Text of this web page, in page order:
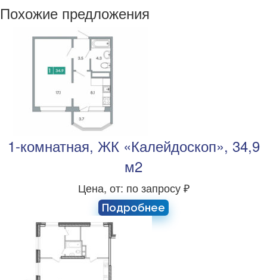
Похожие предложения
1-комнатная, ЖК «Калейдоскоп», 34,9
м2
Цена, от: по запросу ₽
Подробнее